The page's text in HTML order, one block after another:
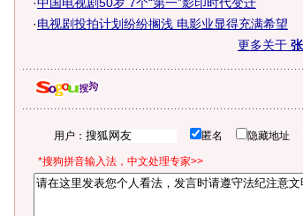
·电视剧投拍计划纷纷搁浅 电影业显得充满希望
更多关于
用户： 匿名 隐藏地址
*搜狗拼音输入法，中文处理专家>>